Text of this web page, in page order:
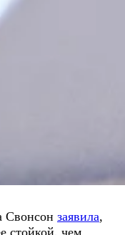
Свонсон заявила,
стойкой, чем